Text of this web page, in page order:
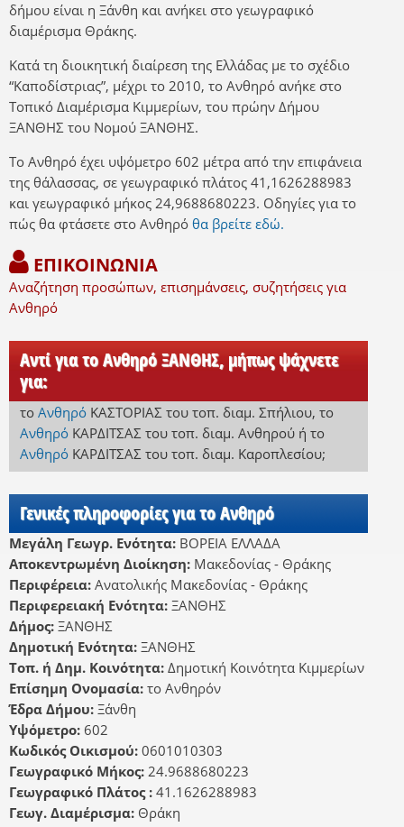
δήμου είναι η Ξάνθη και ανήκει στο γεωγραφικό
διαμέρισμα Θράκης.
Κατά τη διοικητική διαίρεση της Ελλάδας με το σχέδιο
“Καποδίστριας”, μέχρι το 2010, το Ανθηρό ανήκε στο
Τοπικό Διαμέρισμα Κιμμερίων, του πρώην Δήμου
ΞΑΝΘΗΣ του Νομού ΞΑΝΘΗΣ.
Το Ανθηρό έχει υψόμετρο 602 μέτρα από την επιφάνεια
της θάλασσας, σε γεωγραφικό πλάτος 41,1626288983
και γεωγραφικό μήκος 24,9688680223. Οδηγίες για το
πώς θα φτάσετε στο Ανθηρό θα βρείτε εδώ.
ΕΠΙΚΟΙΝΩΝΙΑ
Αναζήτηση προσώπων, επισημάνσεις, συζητήσεις για
Ανθηρό
Αντί για το Ανθηρό ΞΑΝΘΗΣ, μήπως ψάχνετε
για:
το Ανθηρό ΚΑΣΤΟΡΙΑΣ του τοπ. διαμ. Σπήλιου, το
Ανθηρό ΚΑΡΔΙΤΣΑΣ του τοπ. διαμ. Ανθηρούή το
Ανθηρό ΚΑΡΔΙΤΣΑΣ του τοπ. διαμ. Καροπλεσίου;
Γενικές πληροφορίες για το Ανθηρό
Μεγάλη Γεωγρ. Ενότητα: ΒΟΡΕΙΑ ΕΛΛΑΔΑ
Αποκεντρωμένη Διοίκηση: Μακεδονίας - Θράκης
Περιφέρεια: Ανατολικής Μακεδονίας - Θράκης
Περιφερειακή Ενότητα: ΞΑΝΘΗΣ
Δήμος: ΞΑΝΘΗΣ
Δημοτική Ενότητα: ΞΑΝΘΗΣ
Τοπ. ή Δημ. Κοινότητα: Δημοτική Κοινότητα Κιμμερίων
Επίσημη Ονομασία: το Ανθηρόν
Έδρα Δήμου: Ξάνθη
Υψόμετρο: 602
Κωδικός Οικισμού: 0601010303
Γεωγραφικό Μήκος: 24.9688680223
Γεωγραφικό Πλάτος : 41.1626288983
Γεωγ. Διαμέρισμα: Θράκη